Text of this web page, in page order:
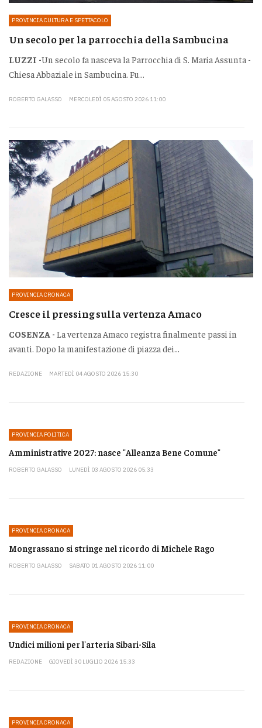
PROVINCIA CULTURA E SPETTACOLO
Un secolo per la parrocchia della Sambucina
LUZZI -Un secolo fa nasceva la Parrocchia di S. Maria Assunta -
Chiesa Abbaziale in Sambucina. Fu...
ROBERTO GALASSO MERCOLEDÌ 05 AGOSTO 2026 11:00
PROVINCIA CRONACA
Cresce il pressing sulla vertenza Amaco
COSENZA - La vertenza Amaco registra finalmente passi in
avanti. Dopo la manifestazione di piazza dei...
REDAZIONE MARTEDÌ 04 AGOSTO 2026 15:30
PROVINCIA POLITICA
Amministrative 2027: nasce "Alleanza Bene Comune"
ROBERTO GALASSO LUNEDÌ 03 AGOSTO 2026 05:33
PROVINCIA CRONACA
Mongrassano si stringe nel ricordo di Michele Rago
ROBERTO GALASSO SABATO 01 AGOSTO 2026 11:00
PROVINCIA CRONACA
Undici milioni per l'arteria Sibari-Sila
REDAZIONE GIOVEDÌ 30 LUGLIO 2026 15:33
PROVINCIA CRONACA